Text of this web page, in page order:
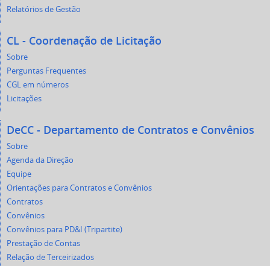
Relatórios de Gestão
CL - Coordenação de Licitação
Sobre
Perguntas Frequentes
CGL em números
Licitações
DeCC - Departamento de Contratos e Convênios
Sobre
Agenda da Direção
Equipe
Orientações para Contratos e Convênios
Contratos
Convênios
Convênios para PD&I (Tripartite)
Prestação de Contas
Relação de Terceirizados